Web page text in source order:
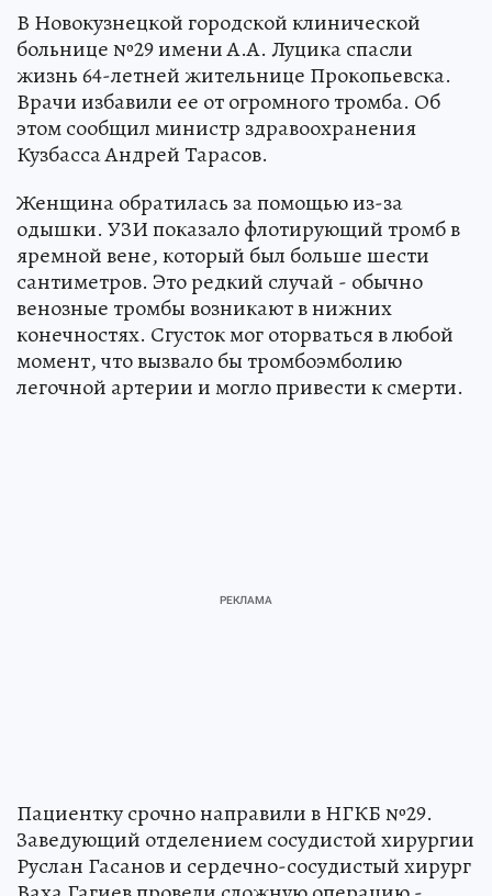
В Новокузнецкой городской клинической
больнице №29 имени А.А. Луцика спасли
жизнь 64-летней жительнице Прокопьевска.
Врачи избавили ее от огромного тромба. Об
этом сообщил министр здравоохранения
Кузбасса Андрей Тарасов.
Женщина обратилась за помощью из-за
одышки. УЗИ показало флотирующий тромб в
яремной вене, который был больше шести
сантиметров. Это редкий случай - обычно
венозные тромбы возникают в нижних
конечностях. Сгусток мог оторваться в любой
момент, что вызвало бы тромбоэмболию
легочной артерии и могло привести к смерти.
Пациентку срочно направили в НГКБ №29.
Заведующий отделением сосудистой хирургии
Руслан Гасанов и сердечно-сосудистый хирург